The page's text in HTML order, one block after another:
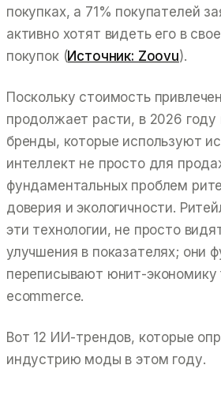
покупках, а 71% покупателей
активно хотят видеть его в
покупок (Источник: Zoovu).
Поскольку стоимость
продолжает расти, в 2026
бренды, которые используют
интеллект не просто для
фундаментальных проблем
доверия и экологичности.
эти технологии, не просто
улучшения в показателях; они
переписывают юнит-экономику
ecommerce.
Вот 12 ИИ-трендов, которые
индустрию моды в этом году.